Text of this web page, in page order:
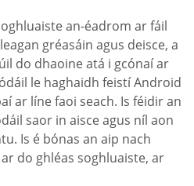
an-éadrom ar fáil
gréasáin agus deisce, a
do dhaoine atá i gcónaí ar
le haghaidh feistí Android
ar líne faoi seach. Is féidir an
saor in aisce agus níl aon
Is é bónas an aip nach
do ghléas soghluaiste, ar